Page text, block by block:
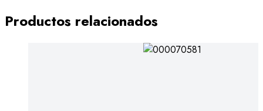
Productos relacionados